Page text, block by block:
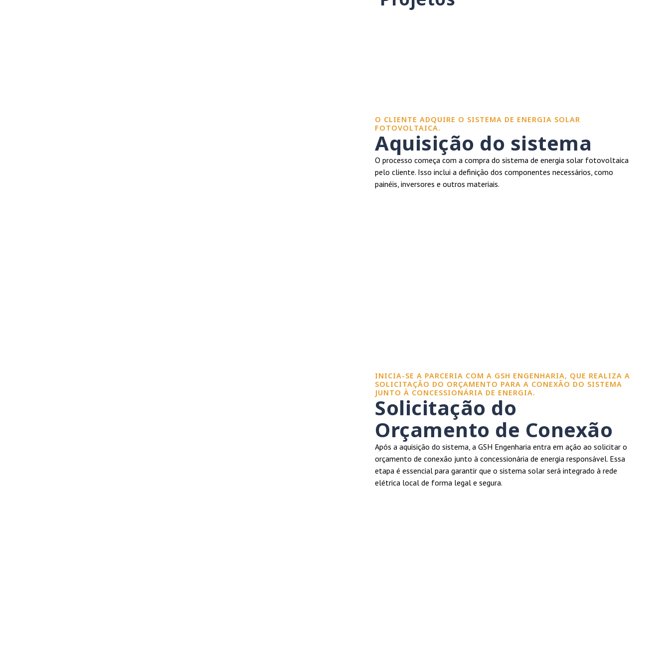
O CLIENTE ADQUIRE O SISTEMA DE ENERGIA SOLAR
FOTOVOLTAICA.
Aquisição do sistema
O processo começa com a compra do sistema de energia solar fotovoltaica
pelo cliente. Isso inclui a definição dos componentes necessários, como
painéis, inversores e outros materiais.
INICIA-SE A PARCERIA COM A GSH ENGENHARIA, QUE REALIZA A
SOLICITAÇÃO DO ORÇAMENTO PARA A CONEXÃO DO SISTEMA
JUNTO À CONCESSIONÁRIA DE ENERGIA.
Solicitação do
Orçamento de Conexão
Após a aquisição do sistema, a GSH Engenharia entra em ação ao solicitar o
orçamento de conexão junto à concessionária de energia responsável. Essa
etapa é essencial para garantir que o sistema solar será integrado à rede
elétrica local de forma legal e segura.